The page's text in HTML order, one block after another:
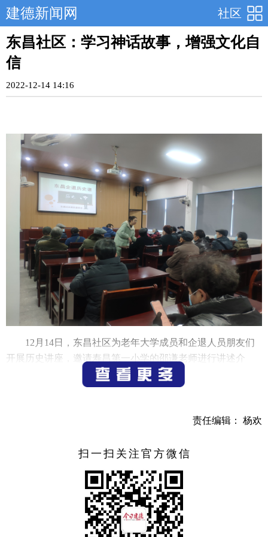
社区
建德新闻网
东昌社区：学习神话故事，增强文化自
信
2022-12-14 14:16
12月14日，东昌社区为老年大学成员和企退人员朋友们
开展历史讲座，邀请寿昌第一小学的邵谦老师进行讲述介
大家带入其中，从四大古国讲到三大上古神话，再介绍到中
的同时，传扬中华文化，增强大家的文化自信。
傅昕怡）
责任编辑： 杨欢
扫一扫关注官方微信